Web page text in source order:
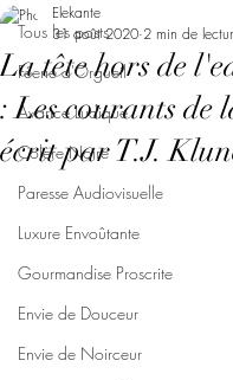
Tous les posts
Féerie d'Orgueil
Avarice Ludique
Colère Noire
Paresse Audiovisuelle
Luxure Envoûtante
Gourmandise Proscrite
Envie de Douceur
Envie de Noirceur
La tête hors de
: Les courants de
écrit par T.J.
Elekante
31 août 2020 2 min de